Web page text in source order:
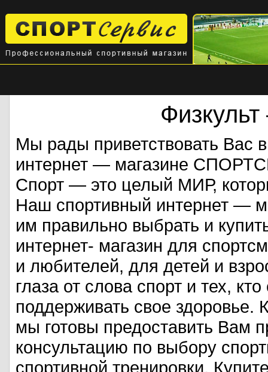
Мы рады приветствовать Вас
интернет — магазине
Спорт — это целый МИР,
Наш спортивный интернет —
им правильно выбрать и
интернет- магазин для
и любителей, для детей и
глаза от слова спорт и тех,
поддерживать свое
мы готовы предоставить Вам
консультацию по выбору
спортивной тренировки.